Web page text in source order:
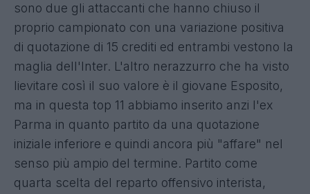
sono due gli attaccanti che hanno chiuso il
proprio campionato con una variazione positiva
di quotazione di 15 crediti ed entrambi vestono la
maglia dell'Inter. L'altro nerazzurro che ha visto
lievitare così il suo valore è il giovane Esposito,
ma in questa top 11 abbiamo inserito anzi l'ex
Parma in quanto partito da una quotazione
iniziale inferiore e quindi ancora più "affare" nel
senso più ampio del termine. Partito come
quarta scelta del reparto offensivo interista,